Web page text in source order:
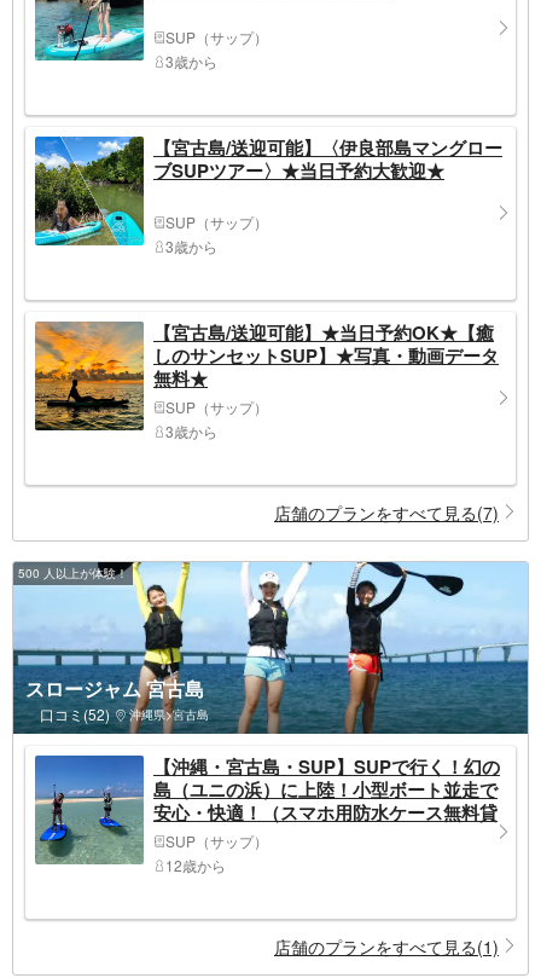
SUP（サップ）
3歳から
【宮古島/送迎可能】〈伊良部島マングロー
ブSUPツアー〉★当日予約大歓迎★
SUP（サップ）
3歳から
【宮古島/送迎可能】★当日予約OK★【癒
しのサンセットSUP】★写真・動画データ
無料★
SUP（サップ）
3歳から
店舗のプランをすべて見る(7)
500 人以上が体験！
スロージャム 宮古島
口コミ(52) 沖縄県>宮古島
【沖縄・宮古島・SUP】SUPで行く！幻の
島（ユニの浜）に上陸！小型ボート並走で
安心・快適！（スマホ用防水ケース無料貸
出♪・ドローン撮影データ無料プレゼント
♪）
SUP（サップ）
12歳から
店舗のプランをすべて見る(1)